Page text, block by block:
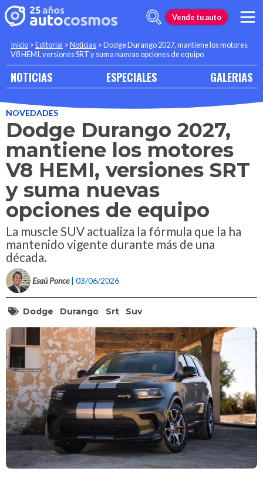
Vende tu auto
Inicio >Editorial >Noticias >Dodge Durango 2027, mantiene los motores
V8 HEMI, versiones SRT y suma nuevas opciones de equipo
NOTICIAS ESPECIALES GALERIAS
NOVEDADES
Dodge Durango 2027,
mantiene los motores
V8 HEMI, versiones SRT
y suma nuevas
opciones de equipo
La muscle SUV actualiza la fórmula que la ha
mantenido vigente durante más de una
década.
Esaú Ponce | 03/06/2026
Dodge Durango Srt Suv